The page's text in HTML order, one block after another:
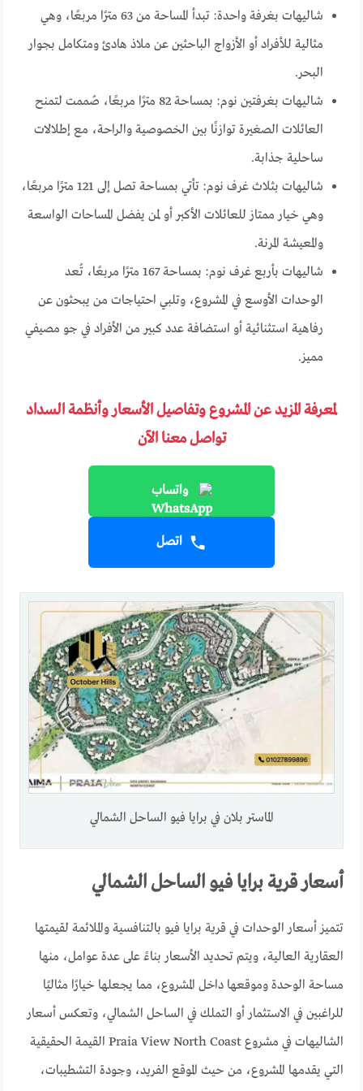
شاليهات بغرفة واحدة: تبدأ المساحة من 63 مترًا مربعًا، وهي
مثالية للأفراد أو الأزواج الباحثين عن ملاذ هادئ ومتكامل بجوار
البحر.
شاليهات بغرفتين نوم: بمساحة 82 مترًا مربعًا، صُممت لتمنح
العائلات الصغيرة توازنًا بين الخصوصية والراحة، مع إطلالات
ساحلية جذابة.
شاليهات بثلاث غرف نوم: تأتي بمساحة تصل إلى 121 مترًا مربعًا،
وهي خيار ممتاز للعائلات الأكبر أو لمن يفضل المساحات الواسعة
والمعيشة المرنة.
شاليهات بأربع غرف نوم: بمساحة 167 مترًا مربعًا، تُعد
الوحدات الأوسع في المشروع، وتلبي احتياجات من يبحثون عن
رفاهية استثنائية أو استضافة عدد كبير من الأفراد في جو مصيفي
مميز.
لمعرفة المزيد عن المشروع وتفاصيل الأسعار وأنظمة السداد
تواصل معنا الآن
واتساب
اتصل
الماستر بلان في برايا فيو الساحل الشمالي
أسعار قرية برايا فيو الساحل الشمالي
تتميز أسعار الوحدات في قرية برايا فيو بالتنافسية والملائمة لقيمتها
العقارية العالية، ويتم تحديد الأسعار بناءً على عدة عوامل، منها
مساحة الوحدة وموقعها داخل المشروع، مما يجعلها خيارًا مثاليًا
للراغبين في الاستثمار أو التملك في الساحل الشمالي، وتعكس أسعار
الشاليهات في مشروع Praia View North Coast القيمة الحقيقية
التي يقدمها المشروع، من حيث الموقع الفريد، وجودة التشطيبات،